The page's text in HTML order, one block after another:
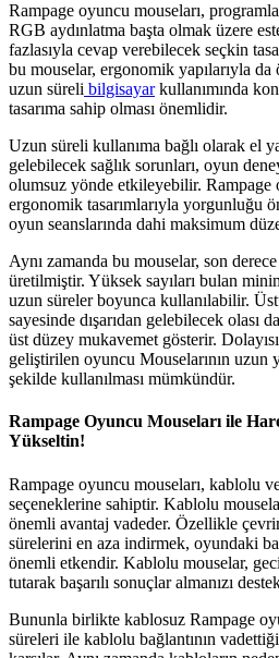
Rampage oyuncu mouseları,
RGB aydınlatma başta olmak üzere
fazlasıyla cevap verebilecek seçkin
bu mouselar, ergonomik yapılarıyla
uzun süreli bilgisayarkullanımında
tasarıma sahip olması önemlidir.
Uzun süreli kullanıma bağlı olarak el
gelebilecek sağlık sorunları, oyun
olumsuz yönde etkileyebilir. Rampage
ergonomik tasarımlarıyla yorgunluğu
oyun seanslarında dahi maksimum
Aynı zamanda bu mouselar, son
üretilmiştir. Yüksek sayıları bulan
uzun süreler boyunca kullanılabilir.
sayesinde dışarıdan gelebilecek olası
üst düzey mukavemet gösterir.
geliştirilen oyuncu Mouselarının uzun
şekilde kullanılması mümkündür.
Rampage Oyuncu Mouseları ile
Yükseltin!
Rampage oyuncu mouseları, kablolu
seçeneklerine sahiptir. Kablolu
önemli avantaj vadeder. Özellikle
sürelerini en aza indirmek, oyundaki
önemli etkendir. Kablolu mouselar,
tutarak başarılı sonuçlar almanızı
Bununla birlikte kablosuz Rampage
süreleri ile kablolu bağlantının